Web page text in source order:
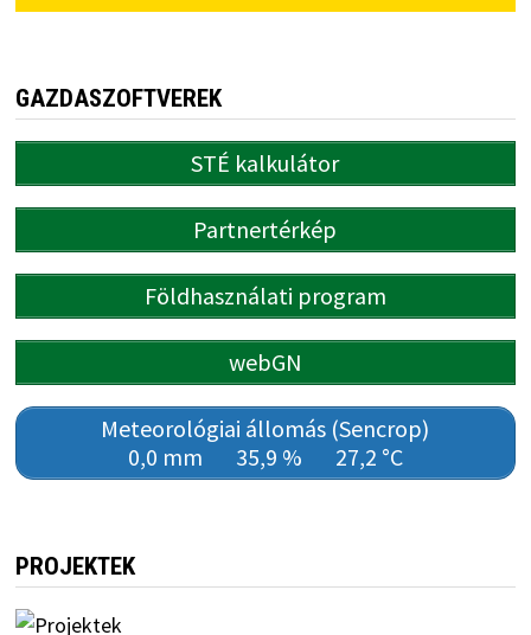
GAZDASZOFTVEREK
STÉ kalkulátor
Partnertérkép
Földhasználati program
webGN
Meteorológiai állomás (Sencrop)
0,0 mm
35,9 % 27,2 °C
PROJEKTEK